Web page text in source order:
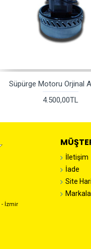
Süpürge Motoru Orjinal
4.500,00TL
- İzmir
İletişim
İade
Site